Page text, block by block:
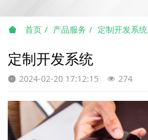
首页 产品服务 定制开发系统
定制开发系统
2024-02-20 17:12:15 274